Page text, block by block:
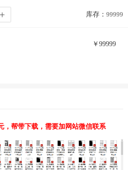
库存： 99999
￥ 99999
，帮带下载，需要加网站微信联系